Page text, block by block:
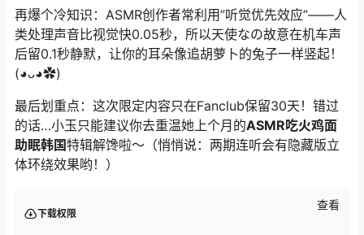
再爆个冷知识：ASMR创作者常利用”听觉优先效应”——人
类处理声音比视觉快0.05秒，所以天使なの故意在机车声
后留0.1秒静默，让你的耳朵像追胡萝卜的兔子一样竖起！
(◕ᴗ◕✿)
最后划重点：这次限定内容只在Fanclub保留30天！错过
的话…小玉只能建议你去重温她上个月的ASMR吃火鸡面
助眠韩国特辑解馋啦～（悄悄说：两期连听会有隐藏版立
体环绕效果哟！）
下载权限
查看